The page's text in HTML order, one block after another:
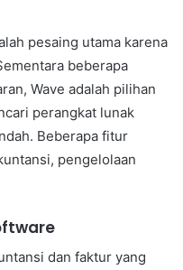
pesaing utama karena
beberapa
Wave adalah pilihan
perangkat lunak
Beberapa fitur
pengelolaan
dan faktur yang